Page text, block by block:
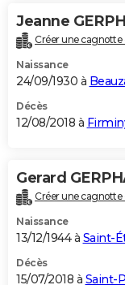
Jeanne
Créer une cagnotte
Naissance
24/09/1930 à
Décès
12/08/2018 à
Gerard
Créer une cagnotte
Naissance
13/12/1944 à Saint-
Décès
15/07/2018 à Saint-